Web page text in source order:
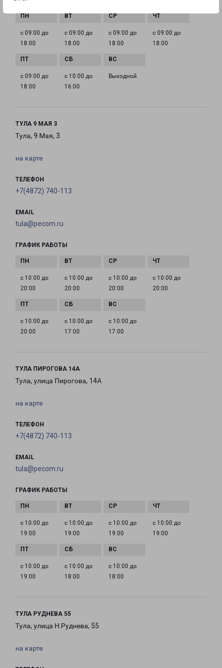
с 09:00 до
18:00
с 09:00 до
18:00
с 09:00 до
18:00
с 09:00 до
18:00
с 09:00 до
18:00
с 10:00 до
16:00
Выходной
ТУЛА 9 МАЯ 3
Тула, 9 Мая, 3
на карте
ТЕЛЕФОН
+7(4872) 740-113
EMAIL
tula@pecom.ru
ГРАФИК РАБОТЫ
с 10:00 до
20:00
с 10:00 до
20:00
с 10:00 до
20:00
с 10:00 до
20:00
с 10:00 до
20:00
с 10:00 до
17:00
с 10:00 до
17:00
ТУЛА ПИРОГОВА 14А
Тула, улица Пирогова, 14А
на карте
ТЕЛЕФОН
+7(4872) 740-113
EMAIL
tula@pecom.ru
ГРАФИК РАБОТЫ
с 10:00 до
19:00
с 10:00 до
19:00
с 10:00 до
19:00
с 10:00 до
19:00
с 10:00 до
19:00
с 10:00 до
18:00
с 10:00 до
18:00
ТУЛА РУДНЕВА 55
Тула, улица Н.Руднева, 55
на карте